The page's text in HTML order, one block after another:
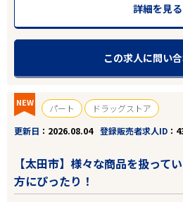
詳細を見る
この求人に問い
NEW パート
ドラッグストア
更新日
2026.08.04 登録販売者求人ID
【太田市】様々な商品を扱って
方にぴったり！